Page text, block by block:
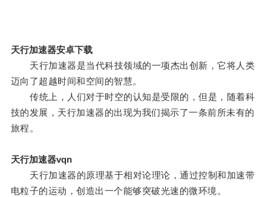
天行加速器安卓下载
天行加速器是当代科技领域的一项杰出创新，它将人类
迈向了超越时间和空间的智慧。
传统上，人们对于时空的认知是受限的，但是，随着科
技的发展，天行加速器的出现为我们揭示了一条前所未有的
旅程。
天行加速器vqn
天行加速器的原理基于相对论理论，通过控制和加速带
电粒子的运动，创造出一个能够突破光速的微环境。